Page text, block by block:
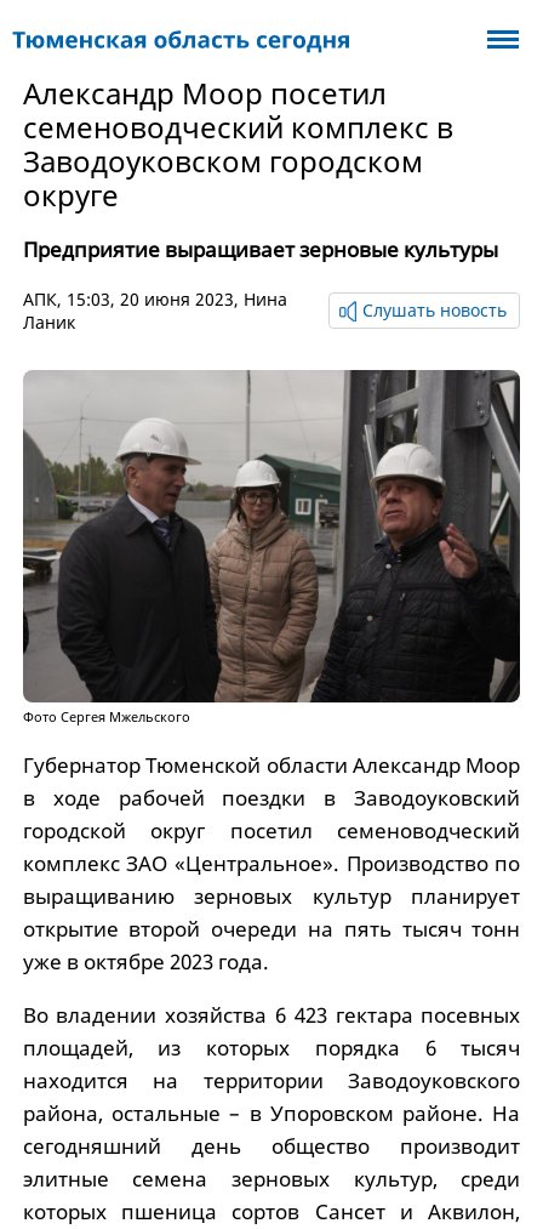
Александр Моор посетил
семеноводческий комплекс в
Заводоуковском городском
округе
Предприятие выращивает зерновые культуры
АПК, 15:03, 20 июня 2023, Нина
Ланик
Слушать новость
Фото Сергея Мжельского
Губернатор Тюменской области Александр Моор
в ходе рабочей поездки в Заводоуковский
городской округ посетил семеноводческий
комплекс ЗАО «Центральное». Производство по
выращиванию зерновых культур планирует
открытие второй очереди на пять тысяч тонн
уже в октябре 2023 года.
Во владении хозяйства 6 423 гектара посевных
площадей, из которых порядка 6 тысяч
находится на территории Заводоуковского
района, остальные – в Упоровском районе. На
сегодняшний день общество производит
элитные семена зерновых культур, среди
которых пшеница сортов Сансет и Аквилон,